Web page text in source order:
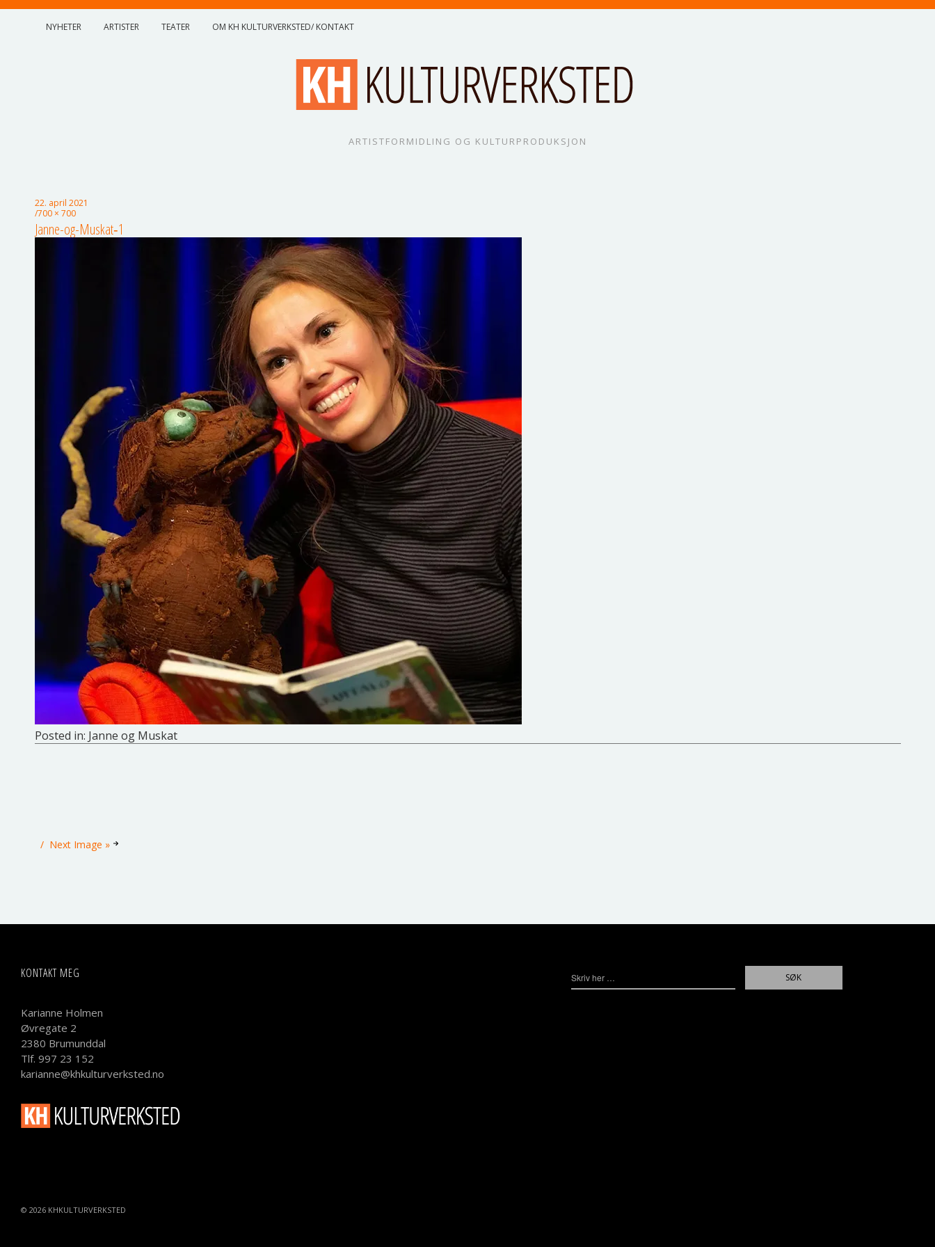
NYHETER ARTISTER TEATER OM KH KULTURVERKSTED/ KONTAKT
ARTISTFORMIDLING OG KULTURPRODUKSJON
22. april 2021
700 × 700
Janne-og-Muskat‑1
Posted in: Janne og Muskat
Next Image »
KONTAKT MEG
Karianne Holmen
Øvregate 2
2380 Brumunddal
Tlf. 997 23 152
karianne@khkulturverksted.no
© 2026 KHKULTURVERKSTED